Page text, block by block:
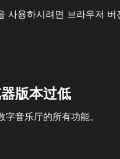
사용하시려면 브라우저
版本过低
音乐厅的所有功能。